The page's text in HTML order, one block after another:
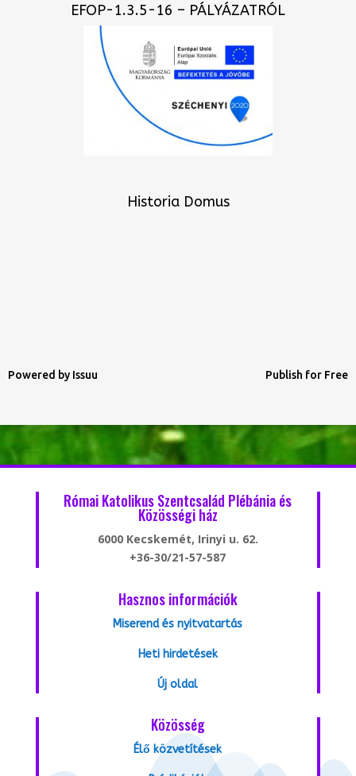
EFOP-1.3.5-16 – PÁLYÁZATRÓL
Historia Domus
Powered by Issuu Publish for Free
Római Katolikus Szentcsalád Plébánia és
Közösségi ház
6000 Kecskemét, Irinyi u. 62.
+36-30/21-57-587
Hasznos információk
Miserend és nyitvatartás
Heti hirdetések
Új oldal
Közösség
Élő közvetítések